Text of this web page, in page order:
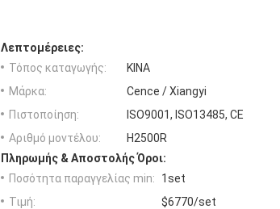
Λεπτομέρειες:
Τόπος καταγωγής:
ΚΙΝΑ
Μάρκα:
Cence / Xiangyi
Πιστοποίηση:
ISO9001, ISO13485, CE
Αριθμό μοντέλου:
H2500R
Πληρωμής & Αποστολής Όροι:
Ποσότητα παραγγελίας min:
1set
Τιμή:
$6770/set